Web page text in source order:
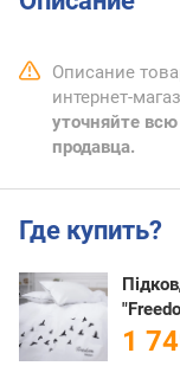
Описание
интернет-
уточняйте
продавца.
Где купить?
1